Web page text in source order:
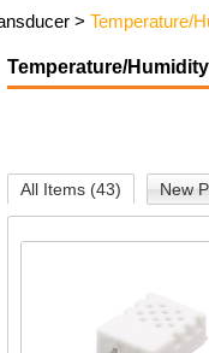
> Temperature/
Temperature/
All Items (43) New